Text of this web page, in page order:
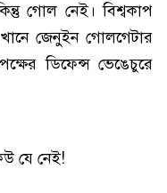
গোল নেই। বিশ্বকাপ
জেনুইন গোলগেটার
ডিফেন্স ভেঙেচুরে
যে নেই!